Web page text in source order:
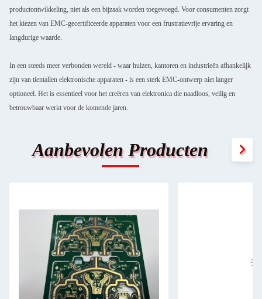
productontwikkeling, niet als een bijzaak worden toegevoegd. Voor consumenten zorgt
het kiezen van EMC-gecertificeerde apparaten voor een frustratievrije ervaring en
langdurige waarde.
In een steeds meer verbonden wereld - waar huizen, kantoren en industrieën afhankelijk
zijn van tientallen elektronische apparaten - is een sterk EMC-ontwerp niet langer
optioneel. Het is essentieel voor het creëren van elektronica die naadloos, veilig en
betrouwbaar werkt voor de komende jaren.
Aanbevolen Producten